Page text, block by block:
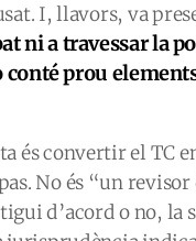
I, llavors, va
ni a travessar la
prou
és convertir el TC
No és “un
d’acord o no, la